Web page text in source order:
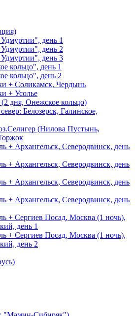
день 1
день 2
день 3
кольцо", день 1
кольцо", день 2
+ Соликамск, Чердынь
+ Усолье
дня, Онежское кольцо)
Белозерск, Галинское,
(Нилова Пустынь,
+ Архангельск, Северодвинск, день
+ Архангельск, Северодвинск, день
+ Архангельск, Северодвинск, день
+ Архангельск, Северодвинск, день
+ Сергиев Посад, Москва (1 ночь),
день 1
+ Сергиев Посад, Москва (1 ночь),
день 2